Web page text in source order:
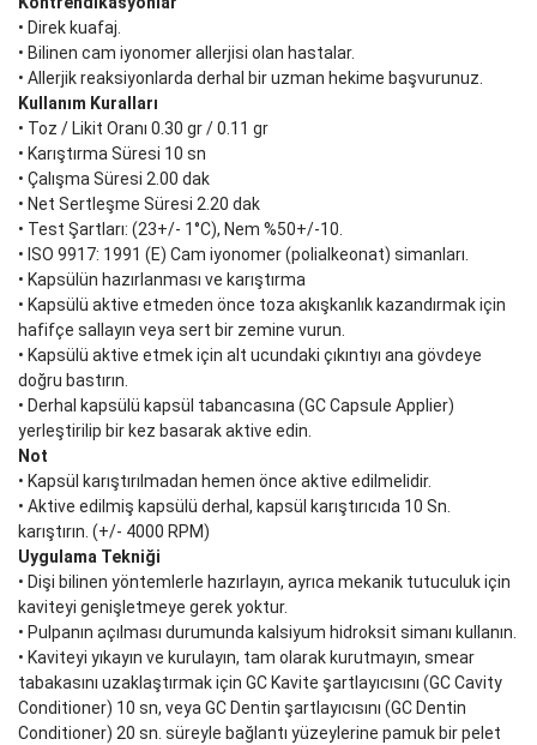
• Direk kuafaj.
• Bilinen cam iyonomer allerjisi olan hastalar.
• Allerjik reaksiyonlarda derhal bir uzman hekime başvurunuz.
Kullanım Kuralları
• Toz / Likit Oranı 0.30 gr / 0.11 gr
• Karıştırma Süresi 10 sn
• Çalışma Süresi 2.00 dak
• Net Sertleşme Süresi 2.20 dak
• Test Şartları: (23+/- 1°C), Nem %50+/-10.
• ISO 9917: 1991 (E) Cam iyonomer (polialkeonat) simanları.
• Kapsülün hazırlanması ve karıştırma
• Kapsülü aktive etmeden önce toza akışkanlık kazandırmak için
hafifçe sallayın veya sert bir zemine vurun.
• Kapsülü aktive etmek için alt ucundaki çıkıntıyı ana gövdeye
doğru bastırın.
• Derhal kapsülü kapsül tabancasına (GC Capsule Applier)
yerleştirilip bir kez basarak aktive edin.
Not
• Kapsül karıştırılmadan hemen önce aktive edilmelidir.
• Aktive edilmiş kapsülü derhal, kapsül karıştırıcıda 10 Sn.
karıştırın. (+/- 4000 RPM)
Uygulama Tekniği
• Dişi bilinen yöntemlerle hazırlayın, ayrıca mekanik tutuculuk için
kaviteyi genişletmeye gerek yoktur.
• Pulpanın açılması durumunda kalsiyum hidroksit simanı kullanın.
• Kaviteyi yıkayın ve kurulayın, tam olarak kurutmayın, smear
tabakasını uzaklaştırmak için GC Kavite şartlayıcısını (GC Cavity
Conditioner) 10 sn, veya GC Dentin şartlayıcısını (GC Dentin
Conditioner) 20 sn. süreyle bağlantı yüzeylerine pamuk bir pelet